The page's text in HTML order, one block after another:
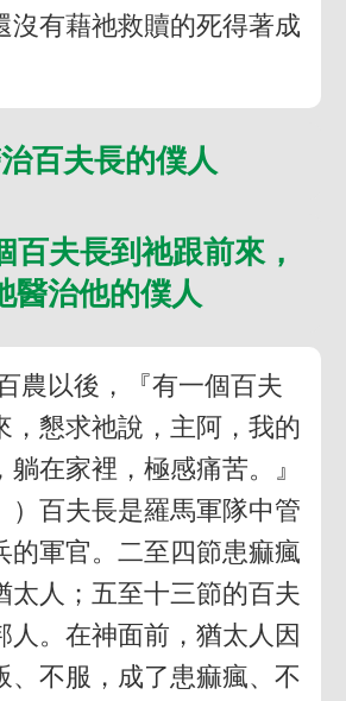
沒有藉祂救贖的死得著成
百夫長的僕人
夫長到祂跟前來，
醫治他的僕人
農以後，『有一個百夫
，懇求祂說，主阿，我的
在家裡，極感痛苦。』
）百夫長是羅馬軍隊中管
的軍官。二至四節患痲瘋
太人；五至十三節的百夫
人。在神面前，猶太人因
、不服，成了患痲瘋、不